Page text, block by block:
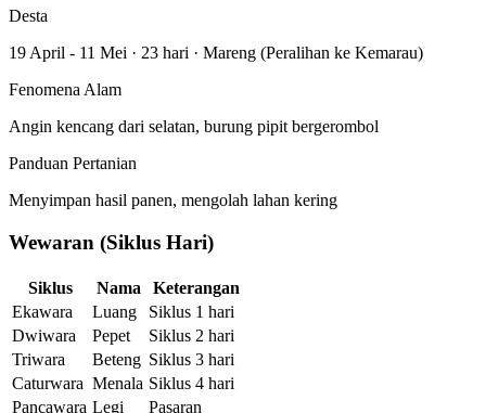
Desta
19 April - 11 Mei · 23 hari · Mareng (Peralihan ke Kemarau)
Fenomena Alam
Angin kencang dari selatan, burung pipit bergerombol
Panduan Pertanian
Menyimpan hasil panen, mengolah lahan kering
Wewaran (Siklus Hari)
Siklus Nama
Keterangan
Ekawara
Luang
Siklus 1 hari
Dwiwara
Pepet
Siklus 2 hari
Triwara
Beteng Siklus 3 hari
Caturwara Menala Siklus 4 hari
Pancawara Legi
Pasaran